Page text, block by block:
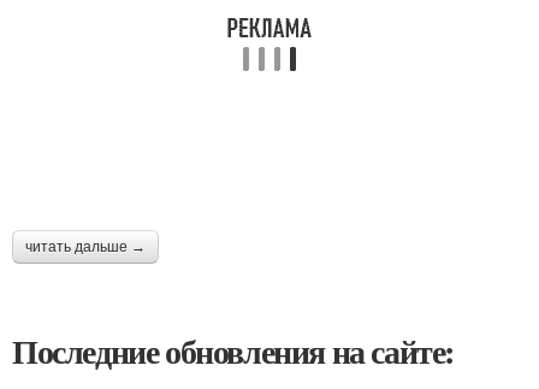
читать дальше →
Последние обновления на сайте: